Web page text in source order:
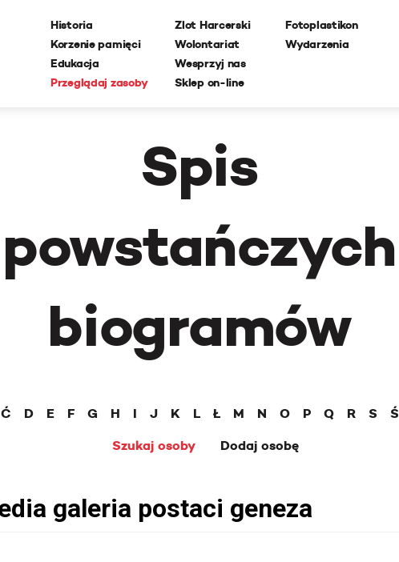
Historia
Korzenie pamięci
Edukacja
Przeglądaj zasoby
Zlot Harcerski
Wolontariat
Wesprzyj nas
Sklep on-line
Fotoplastikon
Wydarzenia
Spis
powstańczych
biogramów
Ć D E F G H I J K L Ł M N O P Q R S Ś
Szukaj osoby
Dodaj osobę